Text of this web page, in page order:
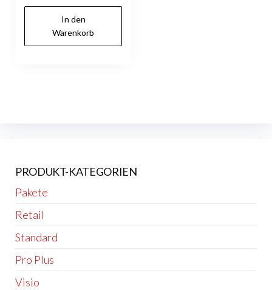
149,00 €
In den
Warenkorb
PRODUKT-KATEGORIEN
Pakete
Retail
Standard
Pro Plus
Visio